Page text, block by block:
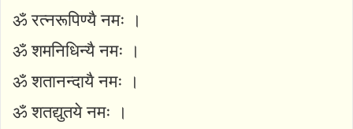
ॐ रत्नरूपिण्यै नमः ।
ॐ शमनिधिन्यै नमः ।
ॐ शतानन्दायै नमः ।
ॐ शतद्युतये नमः ।